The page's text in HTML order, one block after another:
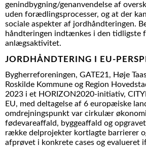
genindbygning/genanvendelse af
uden forædlingsprocesser, og at der
sociale aspekter af jordhåndteringen.
håndteringen indtænkes i den tidligste
anlægsaktivitet.
JORDHÅNDTERING I EU-
Bygherreforeningen, GATE21, Høje
Roskilde Kommune og Region
2023 i et HORIZON2020-initiativ,
EU, med deltagelse af 6 europæiske
omdrejningspunkt var cirkulær
fødevareaffald, byggeaffald og
række delprojekter kortlagte barrierer
afprøvet i konkrete cases og evalueret